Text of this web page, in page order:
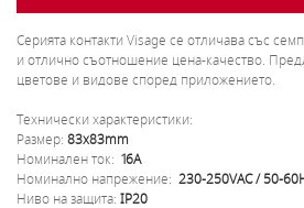
Серията контакти Visage се отличава със
и отлично съотношение цена-качество.
цветове и видове според приложението.
Технически характеристики:
Размер: 83x83mm
Номинален ток: 16A
Номинално напрежение: 230-250VAC / 50-
Ниво на защита: IP20